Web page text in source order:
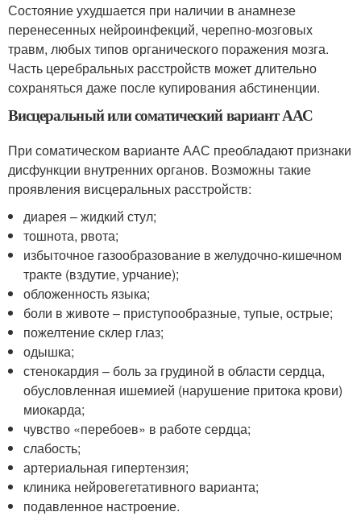
Состояние ухудшается при наличии в анамнезе
перенесенных нейроинфекций, черепно-мозговых
травм, любых типов органического поражения мозга.
Часть церебральных расстройств может длительно
сохраняться даже после купирования абстиненции.
Висцеральный или соматический вариант ААС
При соматическом варианте ААС преобладают признаки
дисфункции внутренних органов. Возможны такие
проявления висцеральных расстройств:
диарея – жидкий стул;
тошнота, рвота;
избыточное газообразование в желудочно-кишечном
тракте (вздутие, урчание);
обложенность языка;
боли в животе – приступообразные, тупые, острые;
пожелтение склер глаз;
одышка;
стенокардия – боль за грудиной в области сердца,
обусловленная ишемией (нарушение притока крови)
миокарда;
чувство «перебоев» в работе сердца;
слабость;
артериальная гипертензия;
клиника нейровегетативного варианта;
подавленное настроение.